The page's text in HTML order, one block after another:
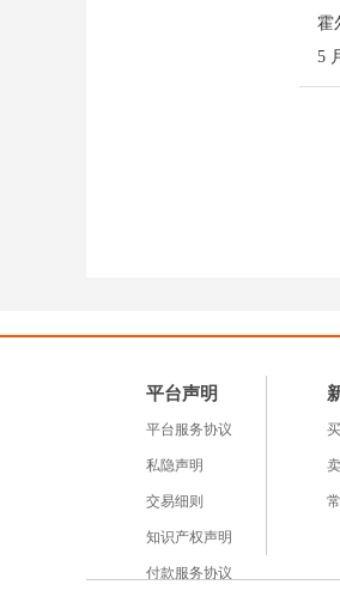
需
跌
库
性
短
5
平台声明
平台服务协议
私隐声明
交易细则
知识产权声明
付款服务协议